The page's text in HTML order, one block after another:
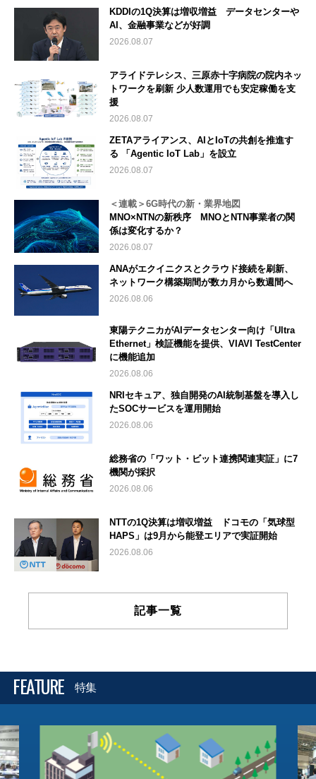
KDDIの1Q決算は増収増益 データセンターや
AI、金融事業などが好調
2026.08.07
アライドテレシス、三原赤十字病院の院内ネッ
トワークを刷新 少人数運用でも安定稼働を支
援
2026.08.07
ZETAアライアンス、AIとIoTの共創を推進す
る 「Agentic IoT Lab」を設立
2026.08.07
＜連載＞6G時代の新・業界地図
MNO×NTNの新秩序 MNOとNTN事業者の関
係は変化するか？
2026.08.07
ANAがエクイニクスとクラウド接続を刷新、
ネットワーク構築期間が数カ月から数週間へ
2026.08.06
東陽テクニカがAIデータセンター向け「Ultra
Ethernet」検証機能を提供、VIAVI TestCenter
に機能追加
2026.08.06
NRIセキュア、独自開発のAI統制基盤を導入し
たSOCサービスを運用開始
2026.08.06
総務省の「ワット・ビット連携関連実証」に7
機関が採択
2026.08.06
NTTの1Q決算は増収増益 ドコモの「気球型
HAPS」は9月から能登エリアで実証開始
2026.08.06
記事一覧
FEATURE 特集